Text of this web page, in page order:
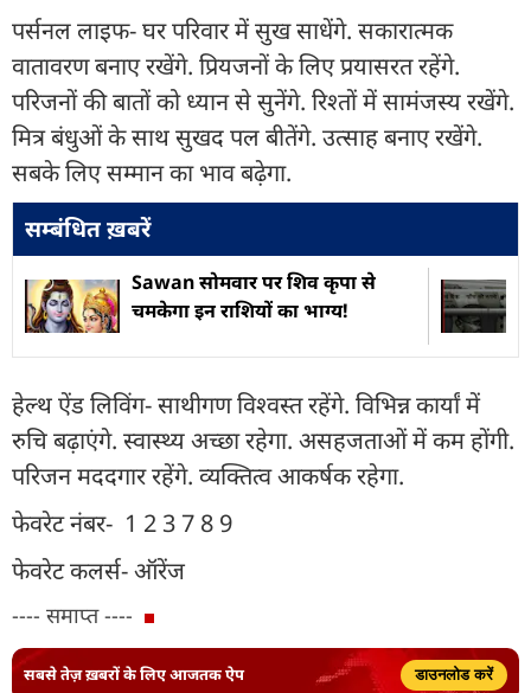
पर्सनल लाइफ- घर परिवार में सुख साधेंगे. सकारात्मक
वातावरण बनाए रखेंगे. प्रियजनों के लिए प्रयासरत रहेंगे.
परिजनों की बातों को ध्यान से सुनेंगे. रिश्तों में सामंजस्य रखेंगे.
मित्र बंधुओं के साथ सुखद पल बीतेंगे. उत्साह बनाए रखेंगे.
सबके लिए सम्मान का भाव बढ़ेगा.
सम्बंधित ख़बरें
Sawan सोमवार पर शिव कृपा से
चमकेगा इन राशियों का भाग्य!
हेल्थ ऐंड लिविंग- साथीगण विश्वस्त रहेंगे. विभिन्न कार्यां में
रुचि बढ़ाएंगे. स्वास्थ्य अच्छा रहेगा. असहजताओं में कम होंगी.
परिजन मददगार रहेंगे. व्यक्तित्व आकर्षक रहेगा.
फेवरेट नंबर- 1 2 3 7 8 9
फेवरेट कलर्स- ऑरेंज
---- समाप्त ----
सबसे तेज़ ख़बरों के लिए आजतक ऐप डाउनलोड करें